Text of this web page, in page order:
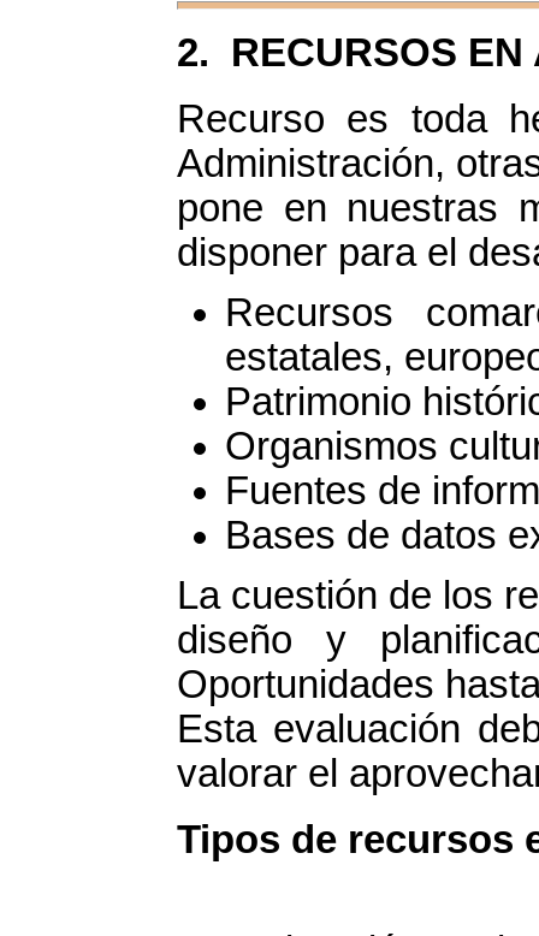
2. RECURSOS EN
Recurso es toda
Administración,
pone en nuestras
disponer para el
Recursos
estatales,
Patrimonio
Organismos
Fuentes de
Bases de datos
La cuestión de los
diseño y
Oportunidades
Esta evaluación
valorar el
Tipos de recursos